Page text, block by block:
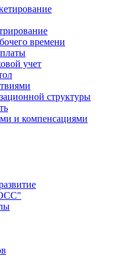
времени
учет
структуры
и компенсациями